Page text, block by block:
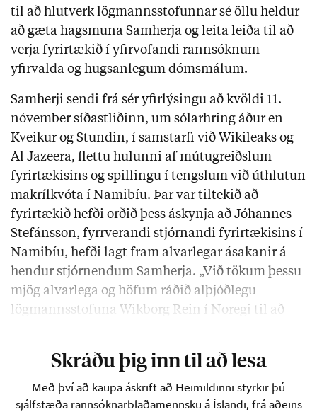
til að hlutverk lögmannsstofunnar sé öllu heldur
að gæta hagsmuna Samherja og leita leiða til að
verja fyrirtækið í yfirvofandi rannsóknum
yfirvalda og hugsanlegum dómsmálum.
Samherji sendi frá sér yfirlýsingu að kvöldi 11.
nóvember síðastliðinn, um sólarhring áður en
Kveikur og Stundin, í samstarfi við Wikileaks og
Al Jazeera, flettu hulunni af mútugreiðslum
fyrirtækisins og spillingu í tengslum við úthlutun
makrílkvóta í Namibíu. Þar var tiltekið að
fyrirtækið hefði orðið þess áskynja að Jóhannes
Stefánsson, fyrrverandi stjórnandi fyrirtækisins í
Namibíu, hefði lagt fram alvarlegar ásakanir á
hendur stjórnendum Samherja. „Við tökum þessu
mjög alvarlega og höfum ráðið alþjóðlegu
lögmannsstofuna Wikborg Rein í Noregi til að
Skráðu þig inn til að lesa
Með því að kaupa áskrift að Heimildinni styrkir þú
sjálfstæða rannsóknarblaðamennsku á Íslandi, frá aðeins